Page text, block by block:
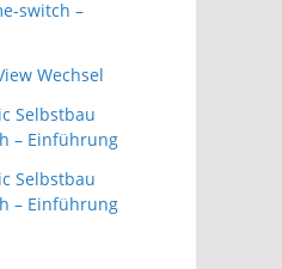
switch –
Wechsel
Selbstbau
– Einführung
Selbstbau
– Einführung